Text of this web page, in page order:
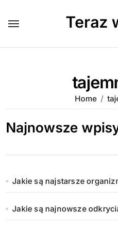
content
Teraz
Home
Najnowsze
Jakie są najstarsze
Jakie są najnowsze